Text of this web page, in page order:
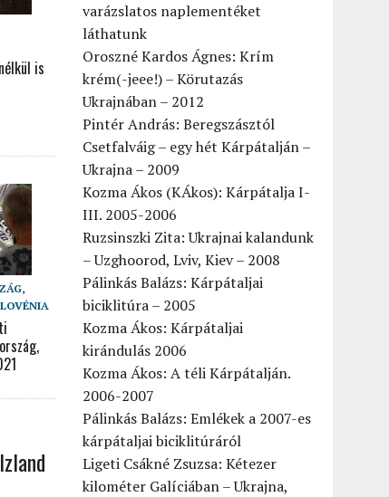
is
,
varázslatos naplementéket
láthatunk
Oroszné Kardos Ágnes: Krím
krém(-jeee!) – Körutazás
Ukrajnában – 2012
Pintér András: Beregszásztól
Csetfalváig – egy hét Kárpátalján –
Ukrajna – 2009
Kozma Ákos (KÁkos): Kárpátalja I-
III. 2005-2006
Ruzsinszki Zita: Ukrajnai kalandunk
– Uzghoorod, Lviv, Kiev – 2008
Pálinkás Balázs: Kárpátaljai
biciklitúra – 2005
Kozma Ákos: Kárpátaljai
kirándulás 2006
Kozma Ákos: A téli Kárpátalján.
2006-2007
Pálinkás Balázs: Emlékek a 2007-es
kárpátaljai biciklitúráról
Ligeti Csákné Zsuzsa: Kétezer
kilométer Galíciában – Ukrajna,